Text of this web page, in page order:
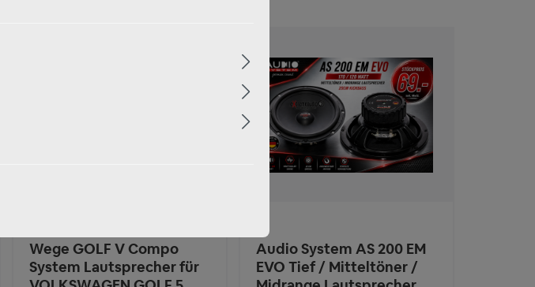
Wege GOLF V Compo
System Lautsprecher für
Audio System AS 200 EM
EVO Tief / Mitteltöner /